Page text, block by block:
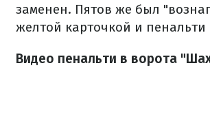
заменен. Пятов же был
желтой карточкой и пенальти
Видео пенальти в ворота